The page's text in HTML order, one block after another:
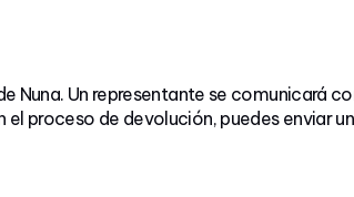
Nuna. Un representante se comunicará
proceso de devolución, puedes enviar